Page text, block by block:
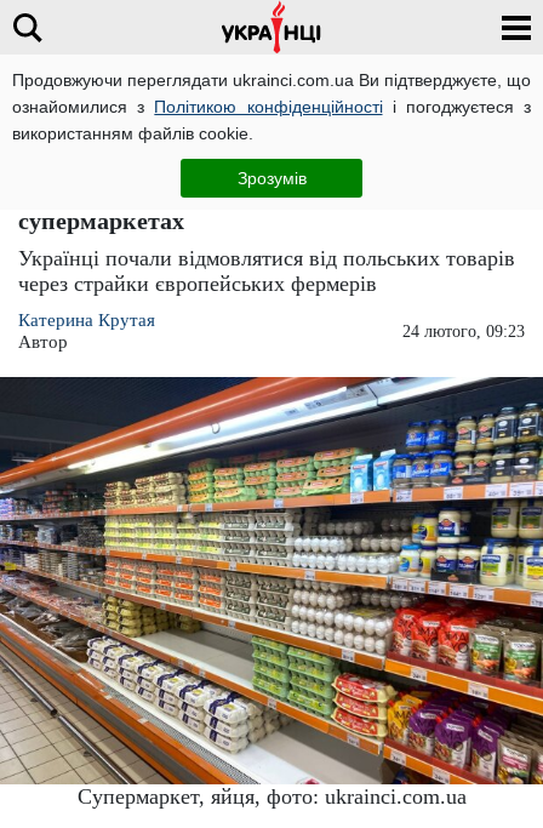
Продовжуючи переглядати ukrainci.com.ua Ви підтверджуєте, що
ознайомилися з Політикою конфіденційностіі погоджуєтеся з
використанням файлів cookie.
Зрозумів
Новини
У цю гру можна грати вдвох: українці
розпочали страйк польських товарів у
супермаркетах
Українці почали відмовлятися від польських товарів
через страйки європейських фермерів
Катерина Крутая
Автор
24 лютого, 09:23
Супермаркет, яйця, фото: ukrainci.com.ua